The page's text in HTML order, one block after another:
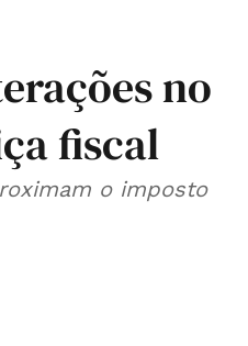
no
fiscal
o imposto